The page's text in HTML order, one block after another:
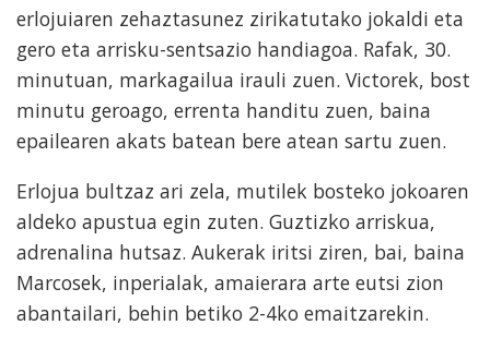
erlojuiaren zehaztasunez zirikatutako jokaldi eta
gero eta arrisku-sentsazio handiagoa. Rafak, 30.
minutuan, markagailua irauli zuen. Victorek, bost
minutu geroago, errenta handitu zuen, baina
epailearen akats batean bere atean sartu zuen.
Erlojua bultzaz ari zela, mutilek bosteko jokoaren
aldeko apustua egin zuten. Guztizko arriskua,
adrenalina hutsaz. Aukerak iritsi ziren, bai, baina
Marcosek, inperialak, amaierara arte eutsi zion
abantailari, behin betiko 2-4ko emaitzarekin.